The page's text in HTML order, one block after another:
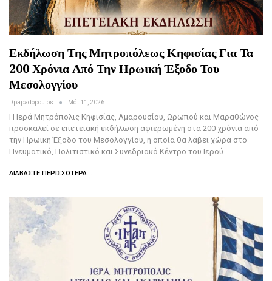
Εκδήλωση Της Μητροπόλεως Κηφισίας Για Τα
200 Χρόνια Από Την Ηρωική Έξοδο Του
Μεσολογγίου
Dpapadopoulos Μάι 11, 2026
Η Ιερά Μητρόπολις Κηφισίας, Αμαρουσίου, Ωρωπού και Μαραθώνος
προσκαλεί σε επετειακή εκδήλωση αφιερωμένη στα 200 χρόνια από
την Ηρωική Έξοδο του Μεσολογγίου, η οποία θα λάβει χώρα στο
Πνευματικό, Πολιτιστικό και Συνεδριακό Κέντρο του Ιερού…
ΔΙΑΒΆΣΤΕ ΠΕΡΙΣΣΌΤΕΡΑ...